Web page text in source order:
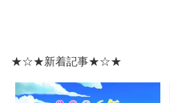
★☆★新着記事★☆★